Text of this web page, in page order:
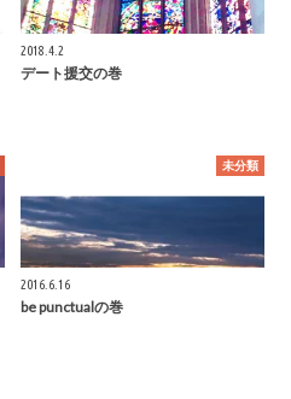
2018.4.2
デート援交の巻
未分類
2016.6.16
be punctualの巻